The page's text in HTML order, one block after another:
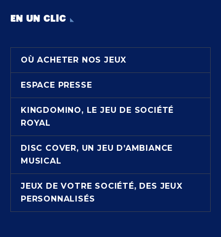
EN UN CLIC
OÙ ACHETER NOS JEUX
ESPACE PRESSE
KINGDOMINO, LE JEU DE SOCIÉTÉ
ROYAL
DISC COVER, UN JEU D’AMBIANCE
MUSICAL
JEUX DE VOTRE SOCIÉTÉ, DES JEUX
PERSONNALISÉS